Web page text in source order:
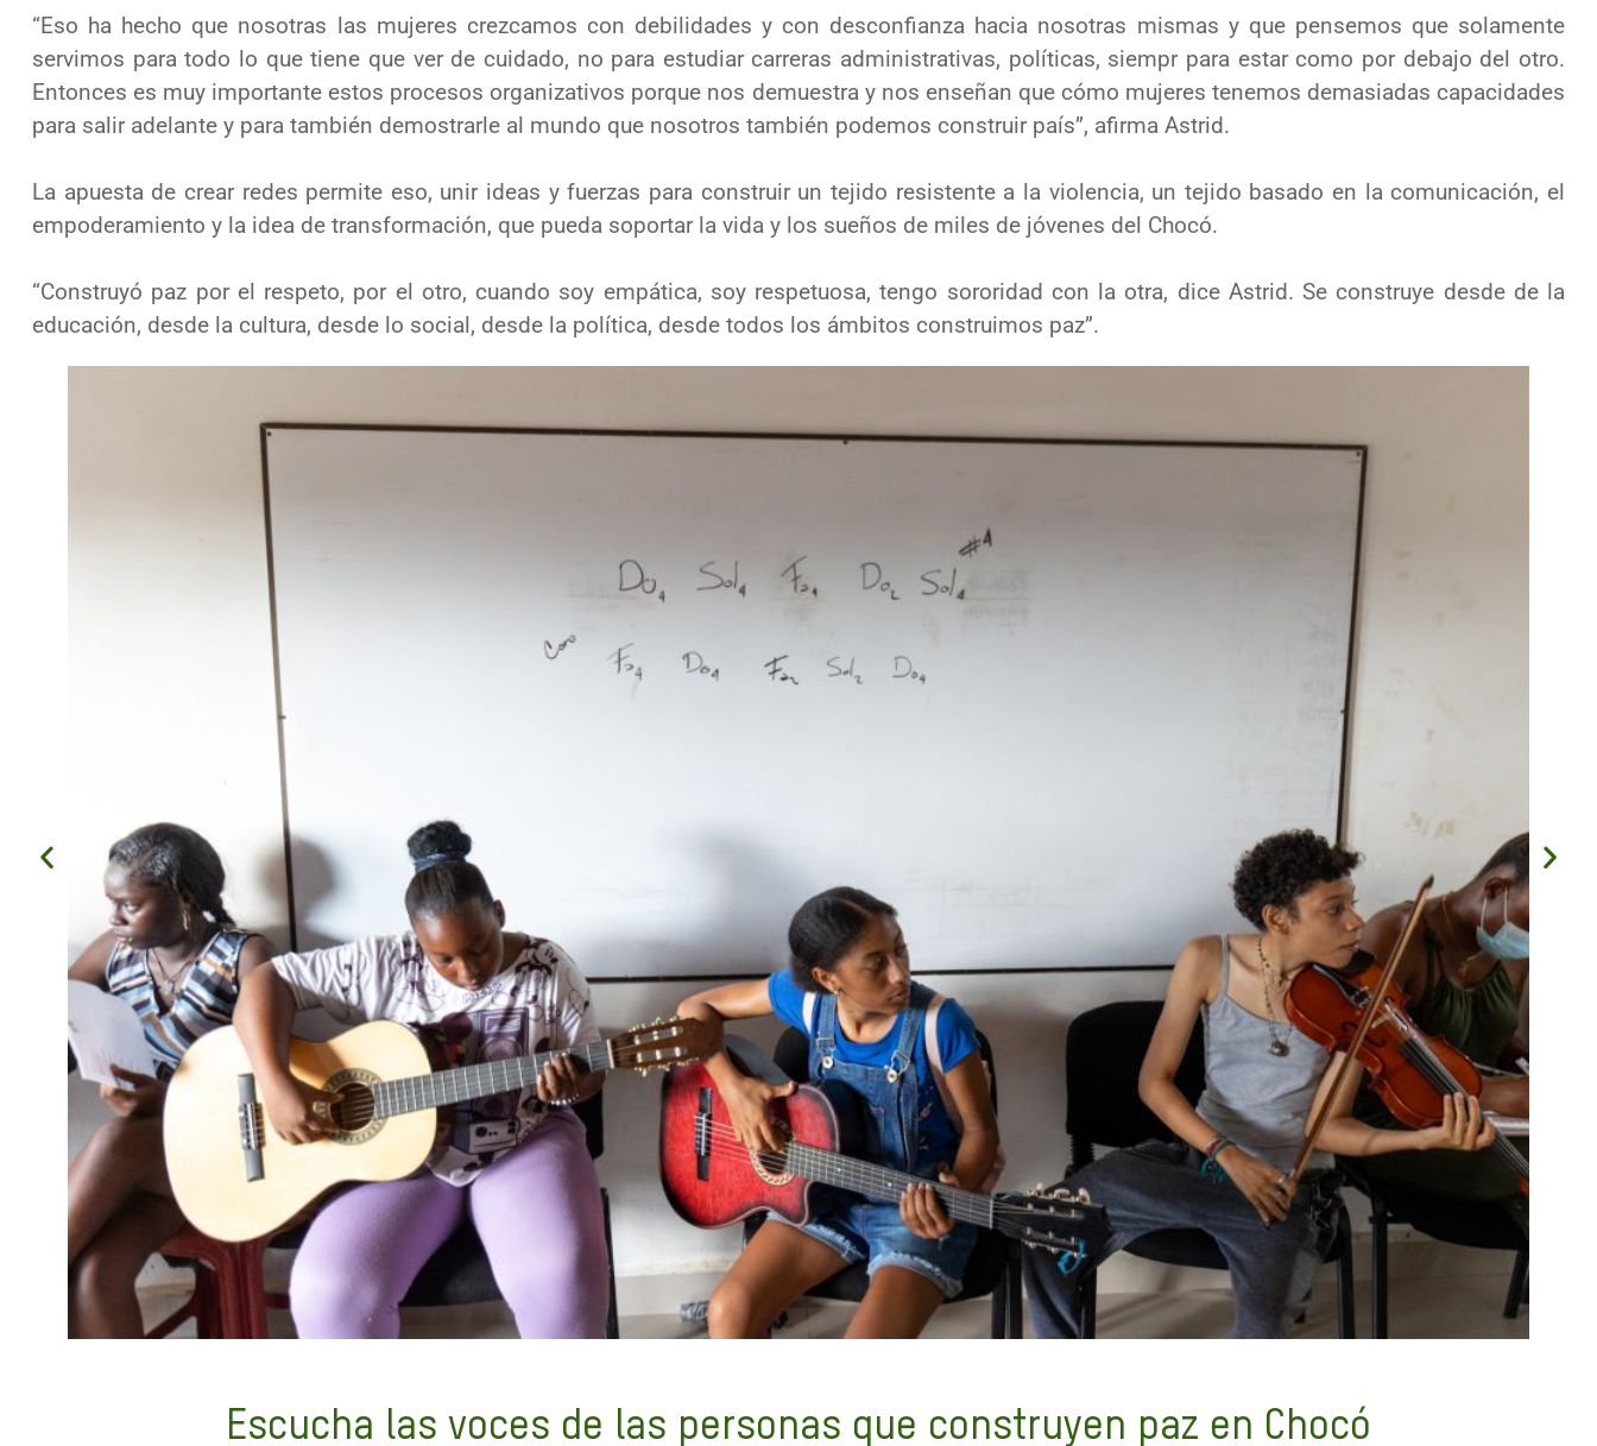
“Eso ha hecho que nosotras las mujeres crezcamos con debilidades y con desconfianza hacia nosotras mismas y que pensemos que solamente
servimos para todo lo quetiene que ver de cuidado, no para estudiar carreras administrativas, políticas, siempr para estar como por debajo del otro.
Entonces es muy importante estos procesos organizativos porque nos demuestra y nos enseñan que cómo mujeres tenemos demasiadas capacidades
para salir adelante y para también demostrarle al mundo que nosotros también podemos construir país”, afirma Astrid.
La apuesta de crear redes permite eso, unir ideas y fuerzas para construir un tejido resistente a la violencia, un tejido basado en la comunicación, el
empoderamiento y la idea de transformación, que pueda soportar la vida y los sueños de miles de jóvenes del Chocó.
“Construyó paz por el respeto, por el otro, cuando soy empática, soy respetuosa, tengo sororidad con la otra, dice Astrid. Se construye desde de la
educación, desde la cultura, desde lo social, desde la política, desde todos los ámbitos construimos paz”.
Escucha las voces de las personas que construyen paz en Chocó